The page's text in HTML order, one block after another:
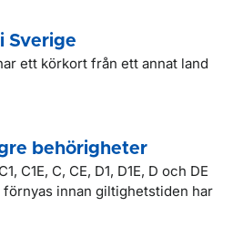
Sverige
ett körkort från ett annat land
behörigheter
C1E, C, CE, D1, D1E, D och DE
innan giltighetstiden har